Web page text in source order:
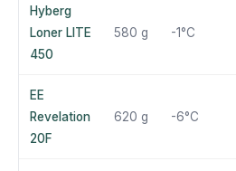
Hyberg
Loner LITE
450
580 g -1°C
EE
Revelation
20F
620 g -6°C